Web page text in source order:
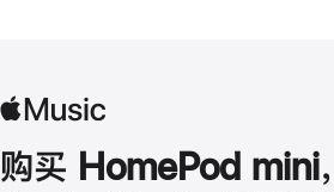
购买 HomePod mini，